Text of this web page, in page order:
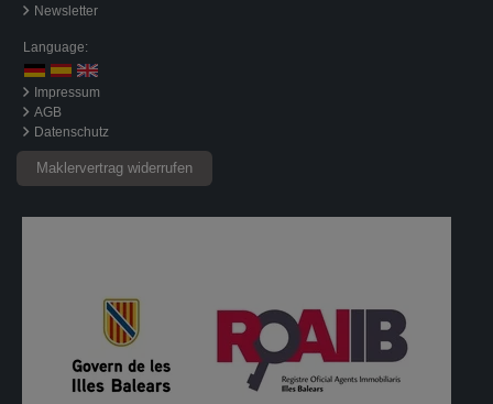
Newsletter
Language:
Impressum
AGB
Datenschutz
Maklervertrag widerrufen